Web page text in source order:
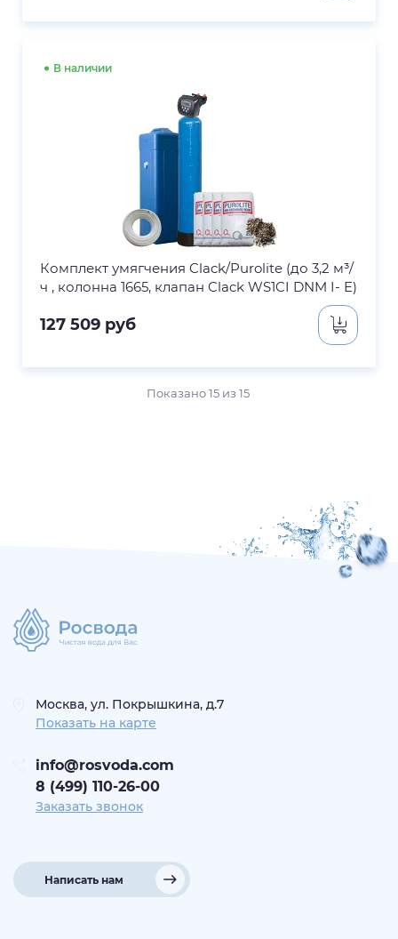
В наличии
Комплект умягчения Clack/Purolite (до 3,2 м³/
ч , колонна 1665, клапан Clack WS1CI DNM I- E)
127 509 руб
Показано 15 из 15
Москва, ул. Покрышкина, д.7
Показать на карте
info@rosvoda.com
8 (499) 110-26-00
Заказать звонок
Написать нам